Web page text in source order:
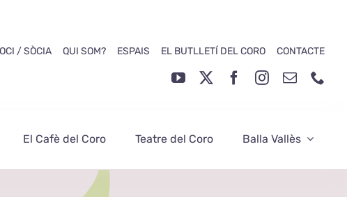
/ SÒCIA QUI SOM? ESPAIS EL BUTLLETÍ DEL CORO CONTACTE
El Cafè del Coro Teatre del Coro Balla Vallès